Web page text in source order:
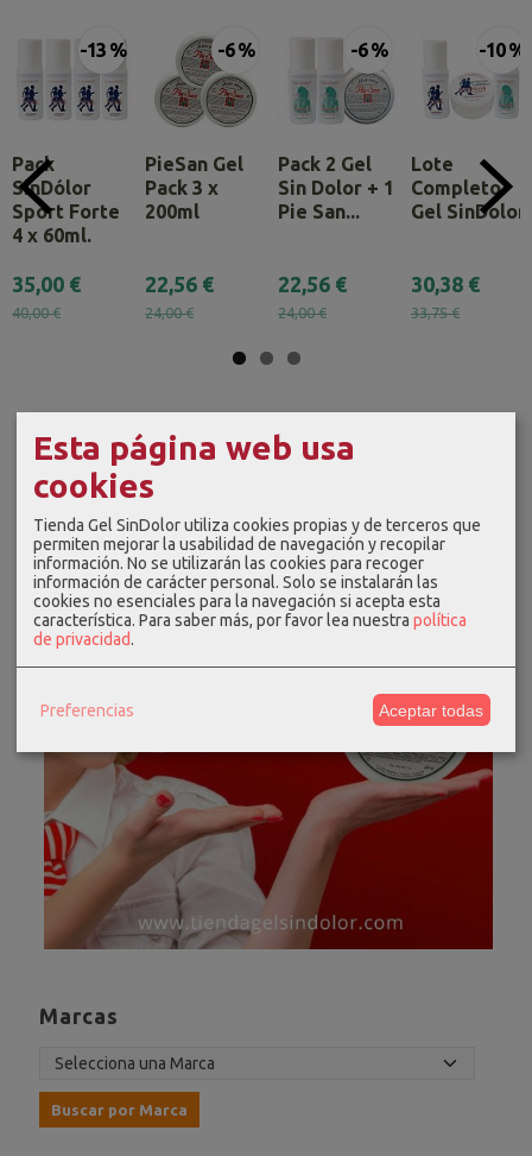
Marcas
-13 %
Pack
SinDólor
Sport Forte
4 x 60ml.
35,00 €
40,00 €
-6 %
PieSan Gel
Pack 3 x
200ml
22,56 €
24,00 €
-6 %
Pack 2 Gel
Sin Dolor + 1
Pie San...
22,56 €
24,00 €
-10 %
Lote
Completo
Gel SinDolor
30,38 €
33,75 €
Esta página web usa
cookies
Tienda Gel SinDolor utiliza cookies propias y de terceros que
permiten mejorar la usabilidad de navegación y recopilar
información. No se utilizarán las cookies para recoger
información de carácter personal. Solo se instalarán las
cookies no esenciales para la navegación si acepta esta
característica. Para saber más, por favor lea nuestra política
de privacidad.
Preferencias Aceptar todas